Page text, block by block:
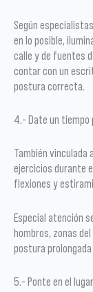
Según
en lo posible,
calle y de fuentes
contar con un
postura correcta.
4.- Date un tiempo
También
ejercicios durante
flexiones y
Especial atención
hombros, zonas
postura
5.- Ponte en el